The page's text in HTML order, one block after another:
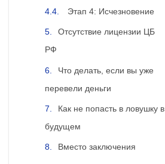
Этап 4: Исчезновение
Отсутствие лицензии ЦБ
РФ
Что делать, если вы уже
перевели деньги
Как не попасть в ловушку в
будущем
Вместо заключения